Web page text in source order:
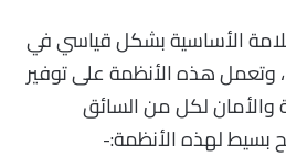
الأساسية بشكل قياسي في
جميع فئات كرنفال 2024، وتعمل هذه الأنظمة على توفير
لكل من السائق
بسيط لهذه الأنظمة:-